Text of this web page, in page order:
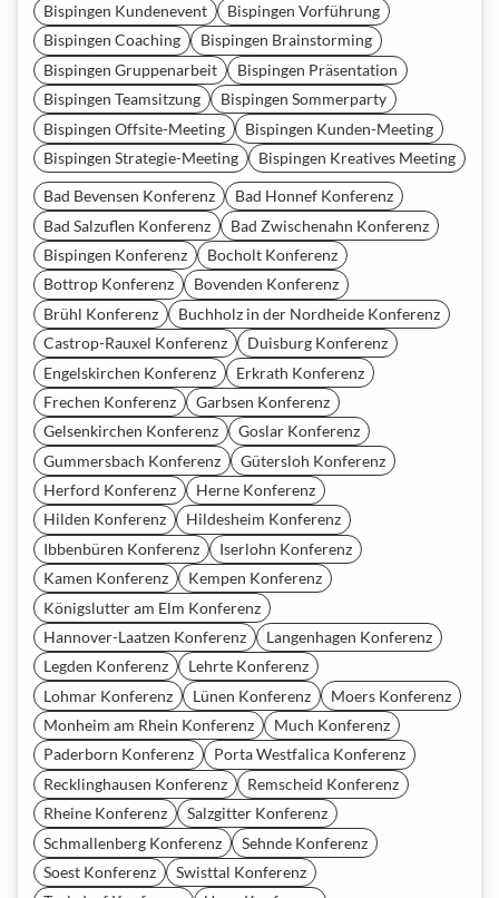
Bispingen Kundenevent
Bispingen Vorführung
Bispingen Coaching
Bispingen Brainstorming
Bispingen Gruppenarbeit
Bispingen Präsentation
Bispingen Teamsitzung
Bispingen Sommerparty
Bispingen Offsite-Meeting
Bispingen Kunden-Meeting
Bispingen Strategie-Meeting
Bispingen Kreatives Meeting
Bad Bevensen Konferenz
Bad Honnef Konferenz
Bad Salzuflen Konferenz
Bad Zwischenahn Konferenz
Bispingen Konferenz
Bocholt Konferenz
Bottrop Konferenz
Bovenden Konferenz
Brühl Konferenz
Buchholz in der Nordheide Konferenz
Castrop-Rauxel Konferenz
Duisburg Konferenz
Engelskirchen Konferenz
Erkrath Konferenz
Frechen Konferenz
Garbsen Konferenz
Gelsenkirchen Konferenz
Goslar Konferenz
Gummersbach Konferenz
Gütersloh Konferenz
Herford Konferenz
Herne Konferenz
Hilden Konferenz
Hildesheim Konferenz
Ibbenbüren Konferenz
Iserlohn Konferenz
Kamen Konferenz
Kempen Konferenz
Königslutter am Elm Konferenz
Hannover-Laatzen Konferenz
Langenhagen Konferenz
Legden Konferenz
Lehrte Konferenz
Lohmar Konferenz
Lünen Konferenz
Moers Konferenz
Monheim am Rhein Konferenz
Much Konferenz
Paderborn Konferenz
Porta Westfalica Konferenz
Recklinghausen Konferenz
Remscheid Konferenz
Rheine Konferenz
Salzgitter Konferenz
Schmallenberg Konferenz
Sehnde Konferenz
Soest Konferenz
Swisttal Konferenz